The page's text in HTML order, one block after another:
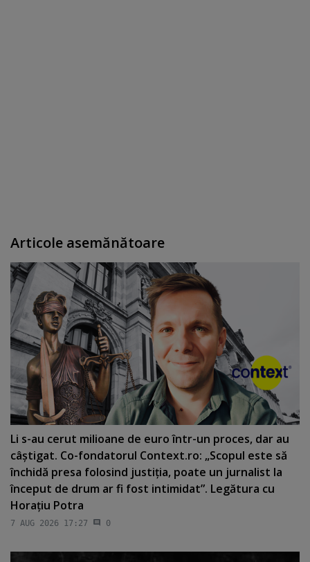
Articole asemănătoare
Li s-au cerut milioane de euro într-un proces, dar au
câştigat. Co-fondatorul Context.ro: „Scopul este să
închidă presa folosind justiţia, poate un jurnalist la
început de drum ar fi fost intimidat”. Legătura cu
Horaţiu Potra
7 AUG 2026 17:27 0